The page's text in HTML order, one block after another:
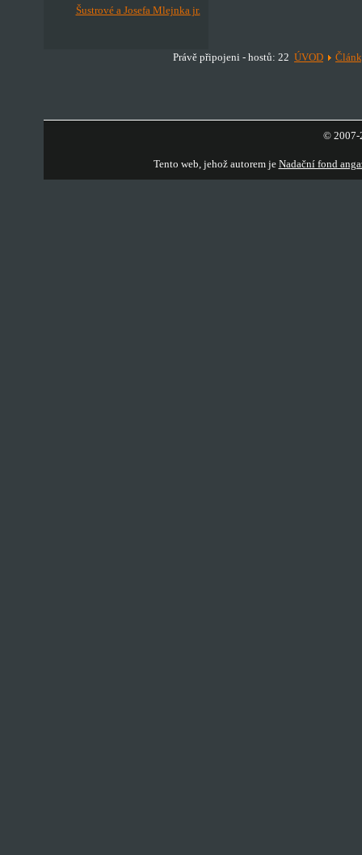
Šustrové a Josefa Mlejnka jr.
Právě připojeni - hostů: 22 ÚVOD
© 2007-
Tento web, jehož autorem je Nadační fond